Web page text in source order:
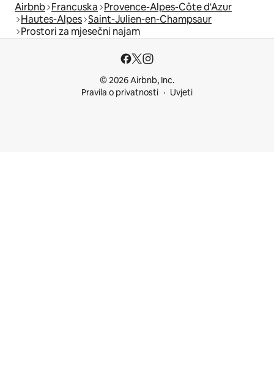
Airbnb Francuska Provence-Alpes-Côte d'Azur
Hautes-Alpes Saint-Julien-en-Champsaur
Prostori za mjesečni najam
© 2026 Airbnb, Inc.
Pravila o privatnosti
Uvjeti